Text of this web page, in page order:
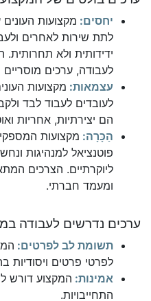
יחסים: מקצועות
לתת שירות לאחרים
ידידותית ולא
לעבודה, ערכים מוסריים
עצמאות: מקצועות
לעובדים לעבוד לבד
הם יצירתיות, אחריות
הַכָּרָה: מקצועות
פוטנציאל למנהיגות
ליוקרתיים. הצרכים
ומעמד חברתי.
ערכים נדרשים לעבודה
תשומת לב לפרטים:
לפרטי פרטים
אמינות: המקצוע דורש
התחייבויות.